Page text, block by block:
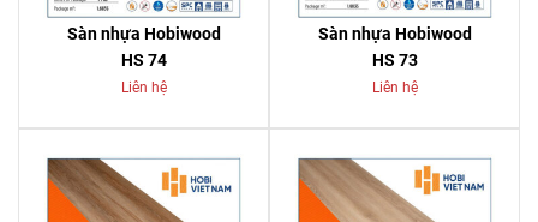
Sàn nhựa Hobiwood
HS 74
Liên hệ
Sàn nhựa Hobiwood
HS 73
Liên hệ